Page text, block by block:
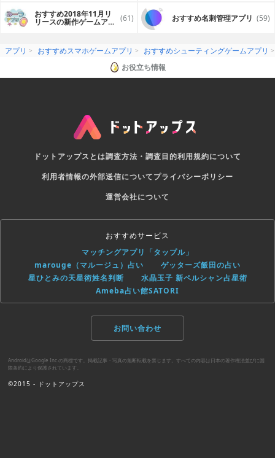
おすすめ2018年11月リ
リースの新作ゲームアプ (61) おすすめ名刺管理アプリ (59)
アプリ おすすめスマホゲームアプリ
おすすめシューティングゲームアプリ
お役立ち情報
ドットアップスとは調査方法・調査目的利用規約について
利用者情報の外部送信についてプライバシーポリシー
運営会社について
おすすめサービス
マッチングアプリ「タップル」
marouge（マルージュ）占い
ゲッターズ飯田の占い
星ひとみの天星術姓名判断
水晶玉子 新ペルシャン占星術
Ameba占い館SATORI
お問い合わせ
AndroidはGoogle Inc.の商標です。掲載記事・写真の無断転載を禁じます。すべての内容は日本の著作権法並びに国
際条約により保護されています。
©2015 - ドットアップス